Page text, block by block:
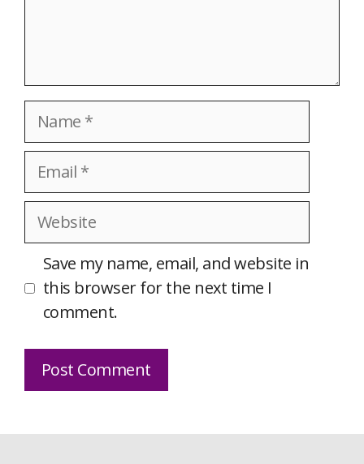
Name
Email
Website
Save my name, email, and website in
this browser for the next time I
comment.